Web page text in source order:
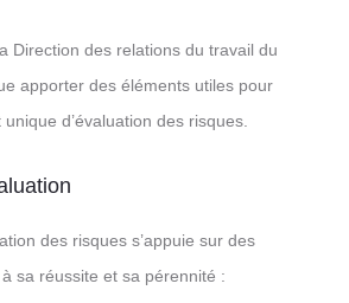
Direction des relations du travail du
apporter des éléments utiles pour
d’évaluation des risques.
des risques s’appuie sur des
sa réussite et sa pérennité :